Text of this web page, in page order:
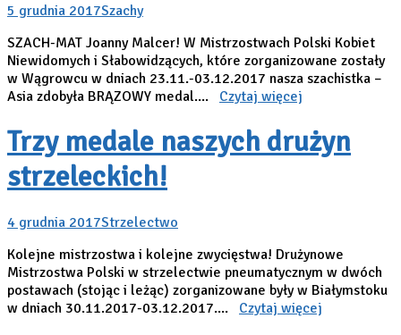
5 grudnia 2017Szachy
SZACH-MAT Joanny Malcer! W Mistrzostwach Polski Kobiet
Niewidomych i Słabowidzących, które zorganizowane zostały
w Wągrowcu w dniach 23.11.-03.12.2017 nasza szachistka –
Asia zdobyła BRĄZOWY medal.... Czytaj więcej
Trzy medale naszych drużyn
strzeleckich!
4 grudnia 2017Strzelectwo
Kolejne mistrzostwa i kolejne zwycięstwa! Drużynowe
Mistrzostwa Polski w strzelectwie pneumatycznym w dwóch
postawach (stojąc i leżąc) zorganizowane były w Białymstoku
w dniach 30.11.2017-03.12.2017.... Czytaj więcej